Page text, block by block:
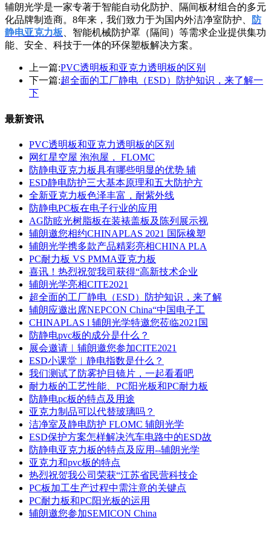
辅朗光学是一家专著于智能自动化防护、隔间板材组合的多元
化品牌制造商。8年来，我们致力于为国内外洁净室防护、
防
静电亚克力板 、智能机械防护罩（隔间）等需求企业提供集功
能、安全、科技于一体的环保塑板解决方案。
上一篇:PVC透明板和亚克力透明板的区别
下一篇:超全面的工厂静电（ESD）防护知识，来了解一
下
最新资讯
PVC透明板和亚克力透明板的区别
网红星空屋 泡泡屋， FLOMC
防静电亚克力板具有哪些明显的优势 辅
ESD静电防护三大基本原理和五大防护方
全新亚克力板色泽丰富，耐紫外线
防静电PC板在电子行业的应用
AG防眩光树脂板在装裱盖板及陈列展示视
辅朗邀您相约CHINAPLAS 2021 国际橡塑
辅朗光学携多款产品精彩亮相CHINA PLA
PC耐力板 VS PMMA亚克力板
喜讯！热烈祝贺我司获得“高新技术企业
辅朗光学亮相CITE2021
超全面的工厂静电（ESD）防护知识，来了解
辅朗应邀出席NEPCON China“中国电子工
CHINAPLAS l 辅朗光学特邀您莅临2021国
防静电pvc板的成分是什么？
展会邀请︱辅朗邀您参加CITE2021
ESD小课堂︱静电指数是什么？
我们测试了防雾护目镜片，一起看看吧
耐力板的工艺性能、PC阳光板和PC耐力板
防静电pc板的特点及用途
亚克力制品可以代替玻璃吗？
洁净室及静电防护 FLOMC 辅朗光学
ESD保护方案怎样解决汽车电路中的ESD故
防静电亚克力板的特点及应用--辅朗光学
亚克力和pvc板的特点
热烈祝贺我公司荣获“江苏省民营科技企
PC板加工生产过程中需注意的关键点
PC耐力板和PC阳光板的运用
辅朗邀您参加SEMICON China